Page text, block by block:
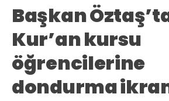
Başkan
Kur’an kursu
öğrencilerine
dondurma